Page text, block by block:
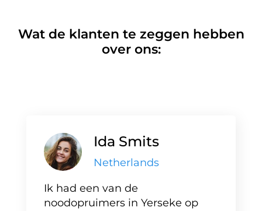
Wat de klanten te zeggen hebben
over ons:
Ida Smits
Netherlands
Ik had een van de
noodopruimers in Yerseke op